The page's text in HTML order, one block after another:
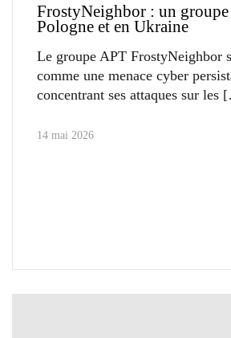
FrostyNeighbor : un
Pologne et en Ukraine
Le groupe APT FrostyNeighbor
comme une menace cyber
concentrant ses attaques sur les
14 mai 2026